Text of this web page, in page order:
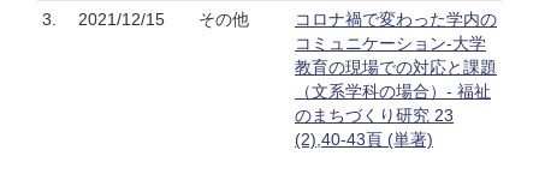
3. 2021/12/15 その他
コロナ禍で変わった学内の
コミュニケーション-大学
教育の現場での対応と課題
（文系学科の場合）- 福祉
のまちづくり研究 23
(2),40-43頁 (単著)